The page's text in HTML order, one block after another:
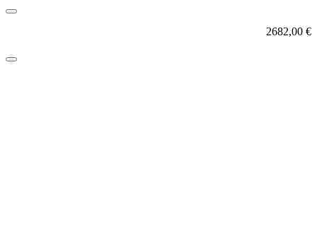
2682,00 €